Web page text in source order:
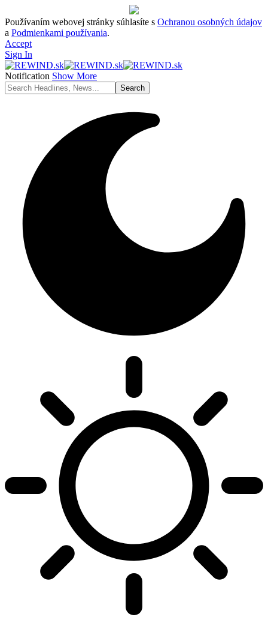
Používaním webovej stránky súhlasíte s Ochranou osobných údajov
a Podmienkami používania.
Accept
Sign In
Notification Show More